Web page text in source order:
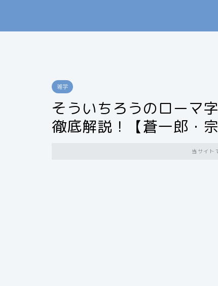
雑学
そういちろうのローマ
徹底解説！【蒼一郎・宗
当サイト